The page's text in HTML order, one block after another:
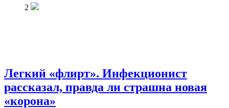
2
Легкий «флирт». Инфекционист
рассказал, правда ли страшна новая
«корона»